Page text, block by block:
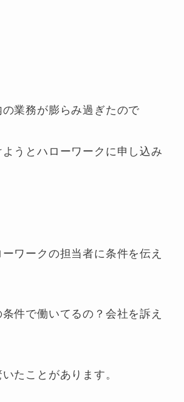
業務が膨らみ過ぎたので
ようとハローワークに申し込み
ワークの担当者に条件を伝え
条件で働いてるの？会社を訴え
たことがあります。